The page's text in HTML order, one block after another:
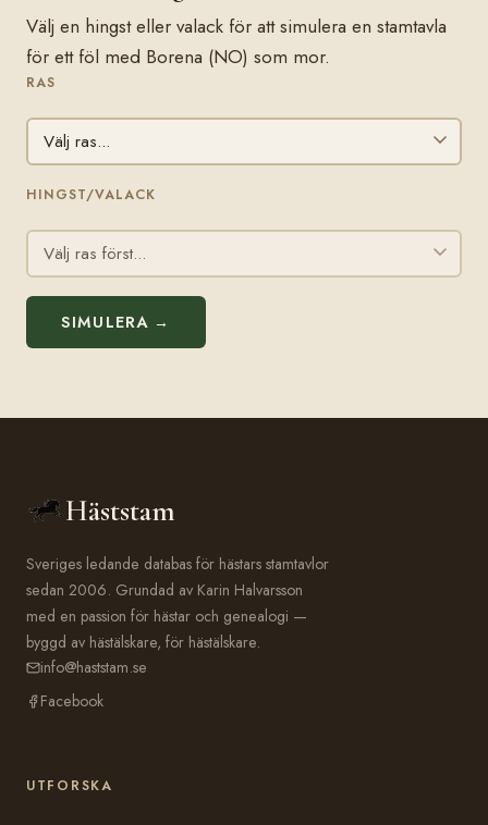
Välj en hingst eller valack för att simulera en stamtavla
för ett föl med Borena (NO) som mor.
RAS
HINGST/VALACK
SIMULERA →
Häststam
Sveriges ledande databas för hästars stamtavlor
sedan 2006. Grundad av Karin Halvarsson
med en passion för hästar och genealogi —
byggd av hästälskare, för hästälskare.
info@haststam.se
Facebook
UTFORSKA